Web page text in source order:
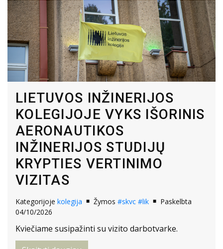
LIETUVOS INŽINERIJOS
KOLEGIJOJE VYKS IŠORINIS
AERONAUTIKOS
INŽINERIJOS STUDIJŲ
KRYPTIES VERTINIMO
VIZITAS
Kategorijoje kolegija Žymos #skvc #lik
Paskelbta
04/10/2026
Kviečiame susipažinti su vizito darbotvarke.